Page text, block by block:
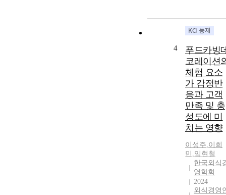
4
푸드카빙
코레이션
체험 요소
가 감정반
응과 고객
만족 및 충
성도에 미
치는 영향
이성주,이희
민 ,임현철
한국외식
영학회
2024
외식경영